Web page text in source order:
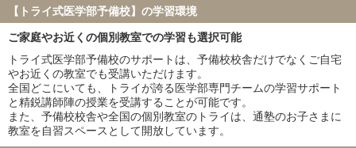
【トライ式医学部予備校】の学習環境
ご家庭やお近くの個別教室での学習も選択可能
トライ式医学部予備校のサポートは、予備校校舎だけでなくご自宅
やお近くの教室でも受講いただけます。
全国どこにいても、トライが誇る医学部専門チームの学習サポート
と精鋭講師陣の授業を受講することが可能です。
また、予備校校舎や全国の個別教室のトライは、通塾のお子さまに
教室を自習スペースとして開放しています。